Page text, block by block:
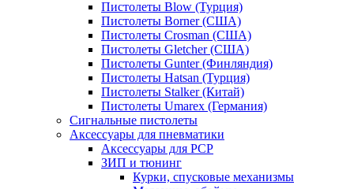
Пистолеты Blow (Турция)
Пистолеты Borner (США)
Пистолеты Crosman (США)
Пистолеты Gletcher (США)
Пистолеты Gunter (Финляндия)
Пистолеты Hatsan (Турция)
Пистолеты Stalker (Китай)
Пистолеты Umarex (Германия)
Сигнальные пистолеты
Аксессуары для пневматики
Аксессуары для PCP
ЗИП и тюнинг
Курки, спусковые механизмы